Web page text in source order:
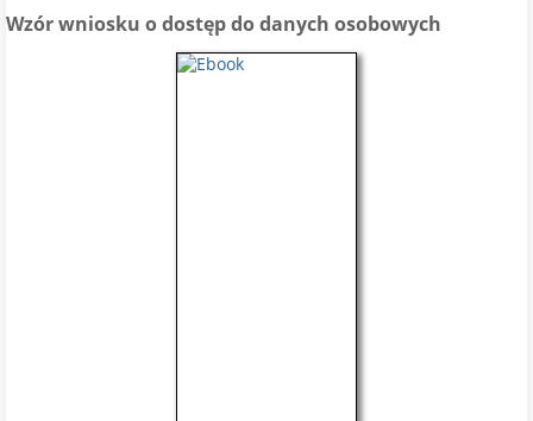
Wzór wniosku o dostęp do danych osobowych